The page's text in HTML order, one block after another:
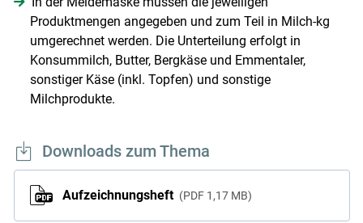
Produktmengen angegeben und zum Teil in Milch-kg
umgerechnet werden. Die Unterteilung erfolgt in
Konsummilch, Butter, Bergkäse und Emmentaler,
sonstiger Käse (inkl. Topfen) und sonstige
Milchprodukte.
Downloads zum Thema
Aufzeichnungsheft PDF 1,17 MB